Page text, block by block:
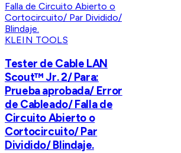
KLEIN TOOLS
Tester de Cable LAN
Scout™ Jr. 2/ Para:
Prueba aprobada/ Error
de Cableado/ Falla de
Circuito Abierto o
Cortocircuito/ Par
Dividido/ Blindaje.